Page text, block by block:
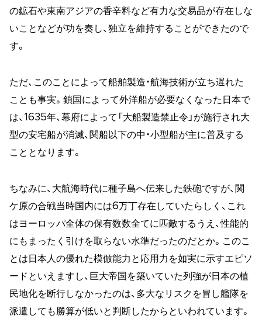
の鉱石や東南アジアの香辛料など有力な交易品が存在しな
いことなどが功を奏し、独立を維持することができたので
す。
ただ、このことによって船舶製造・航海技術が立ち遅れた
ことも事実。鎖国によって外洋船が必要なくなった日本で
は、1635年、幕府によって「大船製造禁止令」が施行され大
型の安宅船が消滅、関船以下の中・小型船が主に普及する
こととなります。
ちなみに、大航海時代に種子島へ伝来した鉄砲ですが、関
ケ原の合戦当時国内には6万丁存在していたらしく、これ
はヨーロッパ全体の保有数数全てに匹敵するうえ、性能的
にもまったく引けを取らない水準だったのだとか。このこ
とは日本人の優れた模倣能力と応用力を如実に示すエピソ
ードといえますし、巨大帝国を築いていた列強が日本の植
民地化を断行しなかったのは、多大なリスクを冒し艦隊を
派遣しても勝算が低いと判断したからといわれています。